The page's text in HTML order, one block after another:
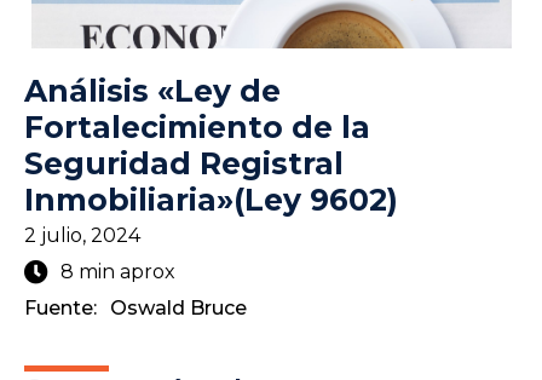
Análisis «Ley de
Fortalecimiento de la
Seguridad Registral
Inmobiliaria»(Ley 9602)
2 julio, 2024
8 min aprox
Fuente:
Oswald Bruce